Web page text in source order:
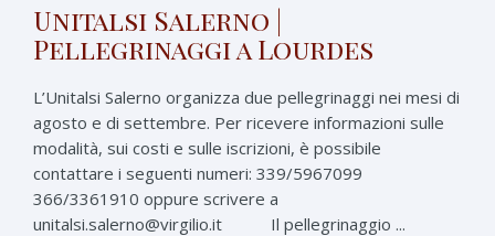
Unitalsi Salerno |
Pellegrinaggi a Lourdes
L’Unitalsi Salerno organizza due pellegrinaggi nei mesi di
agosto e di settembre. Per ricevere informazioni sulle
modalità, sui costi e sulle iscrizioni, è possibile
contattare i seguenti numeri: 339/5967099
366/3361910 oppure scrivere a
unitalsi.salerno@virgilio.it Il pellegrinaggio ...